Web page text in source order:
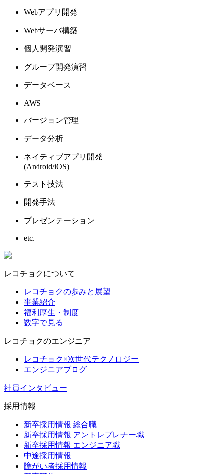
Webアプリ開発
Webサーバ構築
個人開発演習
グループ開発演習
データベース
AWS
バージョン管理
データ分析
ネイティブアプリ開発
(Android/iOS)
テスト技法
開発手法
プレゼンテーション
etc.
レコチョクについて
レコチョクの歩みと展望
事業紹介
福利厚生・制度
数字で見る
レコチョクのエンジニア
レコチョク×次世代テクノロジー
エンジニアブログ
社員インタビュー
採用情報
新卒採用情報 総合職
新卒採用情報 アントレプレナー職
新卒採用情報 エンジニア職
中途採用情報
障がい者採用情報